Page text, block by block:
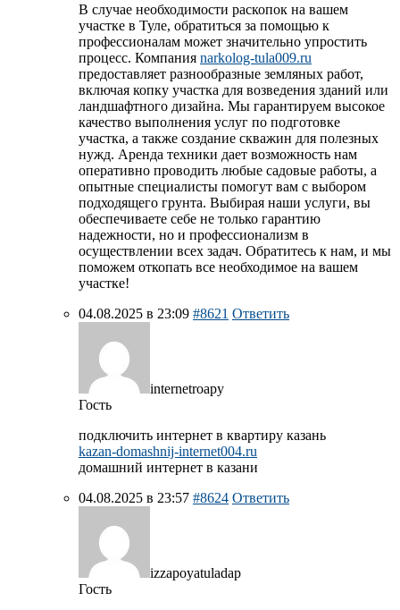
В случае необходимости раскопок на вашем
участке в Туле, обратиться за помощью к
профессионалам может значительно упростить
процесс. Компания narkolog-tula009.ru
предоставляет разнообразные земляных работ,
включая копку участка для возведения зданий или
ландшафтного дизайна. Мы гарантируем высокое
качество выполнения услуг по подготовке
участка, а также создание скважин для полезных
нужд. Аренда техники дает возможность нам
оперативно проводить любые садовые работы, а
опытные специалисты помогут вам с выбором
подходящего грунта. Выбирая наши услуги, вы
обеспечиваете себе не только гарантию
надежности, но и профессионализм в
осуществлении всех задач. Обратитесь к нам, и мы
поможем откопать все необходимое на вашем
участке!
04.08.2025 в 23:09 #8621 Ответить
internetroapy
Гость
подключить интернет в квартиру казань
kazan-domashnij-internet004.ru
домашний интернет в казани
04.08.2025 в 23:57 #8624 Ответить
izzapoyatuladap
Гость